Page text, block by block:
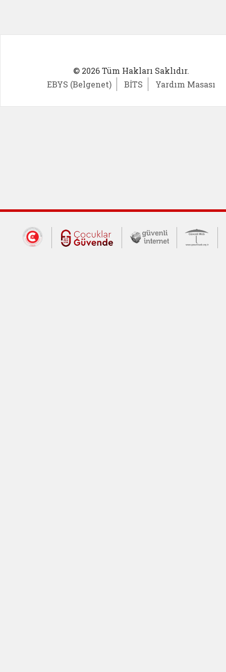
© 2026 Tüm Hakları Saklıdır.
EBYS (Belgenet)
BİTS Yardım Masası
Dış Bağlantılar
Cumhurbaşkanlığı İletişim Merkezi
Çocuklar Güvende (yeni
Güvenli